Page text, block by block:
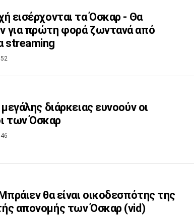
εισέρχονται τα Όσκαρ - Θα
για πρώτη φορά ζωντανά από
streaming
μεγάλης διάρκειας ευνοούν οι
των Όσκαρ
θα είναι οικοδεσπότης της
απονομής των Όσκαρ (vid)